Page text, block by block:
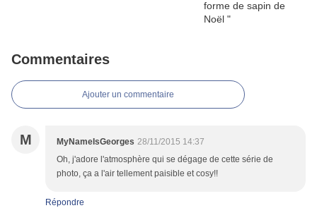
Commentaires
Ajouter un commentaire
M MyNameIsGeorges 28/11/2015 14:37
Oh, j'adore l'atmosphère qui se dégage de cette série de
photo, ça a l'air tellement paisible et cosy!!
Répondre